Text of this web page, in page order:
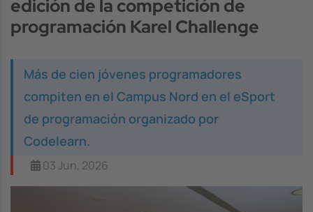
edición de la competición de
programación Karel Challenge
Más de cien jóvenes programadores
compiten en el Campus Nord en el eSport
de programación organizado por
Codelearn.
03 Jun, 2026